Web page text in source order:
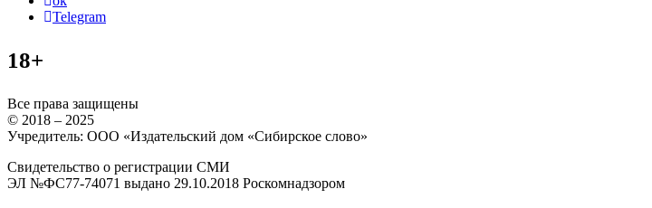
Telegram
18+
Все права защищены
© 2018 – 2025
Учредитель: ООО «Издательский дом «Сибирское слово»
Свидетельство о регистрации СМИ
ЭЛ №ФС77-74071 выдано 29.10.2018 Роскомнадзором